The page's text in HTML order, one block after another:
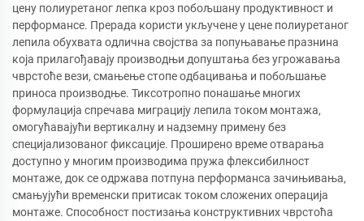
цену полиуретаног лепка кроз побољшану продуктивност и
перформансе. Прерада користи укључене у цене полиуретаног
лепила обухвата одлична својства за попуњавање празнина
која прилагођавају производњи допуштања без угрожавања
чврстоће вези, смањење стопе одбацивања и побољшање
приноса производње. Тиксотропно понашање многих
формулација спречава миграцију лепила током монтажа,
омогућавајући вертикалну и надземну примену без
специјализованог фиксације. Проширено време отварања
доступно у многим производима пружа флексибилност
монтаже, док се одржава потпуна перформанса зачињивања,
смањујући временски притисак током сложених операција
монтаже. Способност постизања конструктивних чврстоћа